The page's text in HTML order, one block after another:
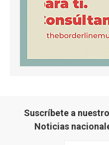
Suscríbete a
Noticias